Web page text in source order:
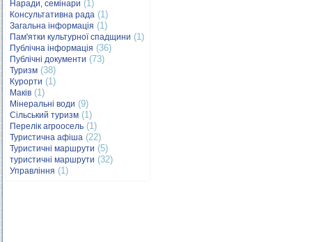
Наради, семінари (1)
Консультативна рада (1)
Загальна інформація (1)
Пам'ятки культурної спадщини (1)
Публічна інформація (36)
Публічні документи (73)
Туризм (38)
Курорти (1)
Маків (1)
Мінеральні води (9)
Сільський туризм (1)
Перелік агроосель (1)
Туристична афіша (22)
Туристичні маршрути (5)
туристичні маршрути (32)
Управління (1)